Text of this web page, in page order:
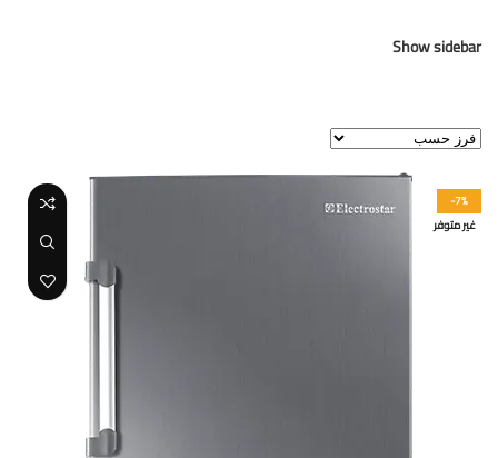
Show sidebar
-7%
غير متوفر